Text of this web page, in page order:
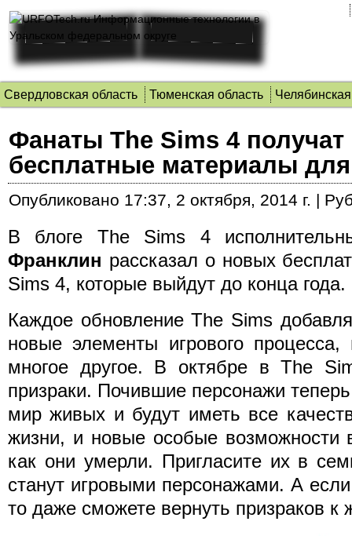
Свердловская область Тюменская область
Фанаты The Sims 4
бесплатные материалы
Опубликовано 17:37, 2 октября, 2014 г. |
В блоге The Sims 4
Франклин рассказал о новых
Sims 4, которые выйдут до конца года.
Каждое обновление The Sims
новые элементы игрового
многое другое. В октябре в The
призраки. Почившие персонажи
мир живых и будут иметь все
жизни, и новые особые возможности
как они умерли. Пригласите их в
станут игровыми персонажами. А
то даже сможете вернуть призраков к